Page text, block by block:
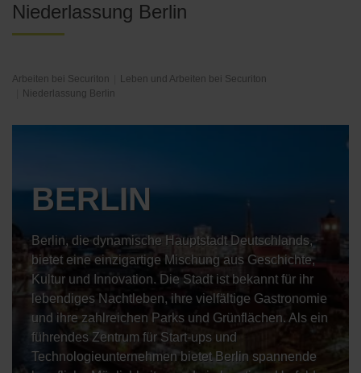
Niederlassung Berlin
Arbeiten bei Securiton
Leben und Arbeiten bei Securiton
Niederlassung Berlin